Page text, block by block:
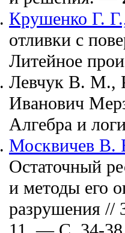
Крушенко Г.
отливки с
Литейное
Левчук В. М.,
Иванович
Алгебра и
Москвичев В.
Остаточный
и методы его
разрушения //